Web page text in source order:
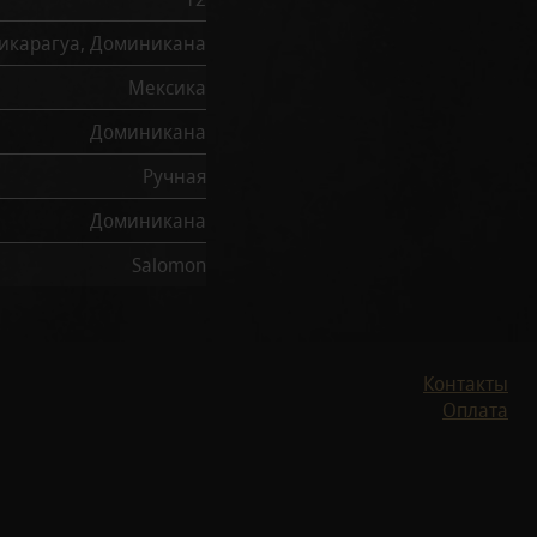
Доминикана
Мексика
Доминикана
Ручная
Доминикана
Salomon
Контакты
Оплата